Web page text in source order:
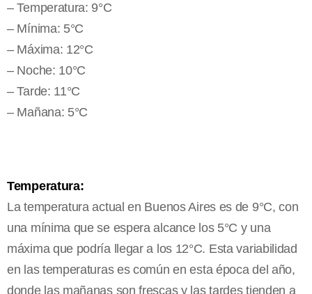
– Temperatura: 9°C
– Mínima: 5°C
– Máxima: 12°C
– Noche: 10°C
– Tarde: 11°C
– Mañana: 5°C
Temperatura:
La temperatura actual en Buenos Aires es de 9°C, con
una mínima que se espera alcance los 5°C y una
máxima que podría llegar a los 12°C. Esta variabilidad
en las temperaturas es común en esta época del año,
donde las mañanas son frescas y las tardes tienden a